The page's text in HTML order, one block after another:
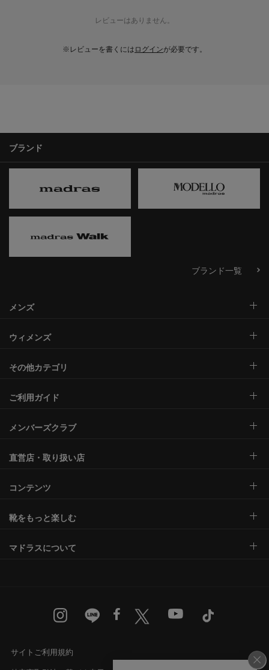
レビューはありません。
※レビューを書くには ログインが必要です。
ブランド
ブランド一覧
メンズ
ウィメンズ
その他カテゴリ
ご利用ガイド
メンバーズクラブ
直営店・取り扱い店
コンテンツ
靴をもっと楽しむ
マドラスについて
サイトご利用規約